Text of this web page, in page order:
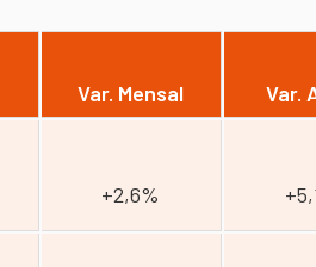
Var. Mensal Var.
+2,6%